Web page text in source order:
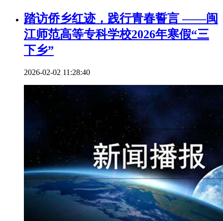
踏访侨乡红迹，践行青春誓言 ——闽
江师范高等专科学校2026年寒假“三
下乡”
2026-02-02 11:28:40